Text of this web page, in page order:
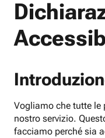
Vogliamo che tutte le
nostro servizio.
facciamo perché sia